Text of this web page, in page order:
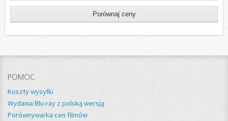
POMOC
Koszty wysyłki
Wydania Blu-ray z polską wersją
Porównywarka cen filmów